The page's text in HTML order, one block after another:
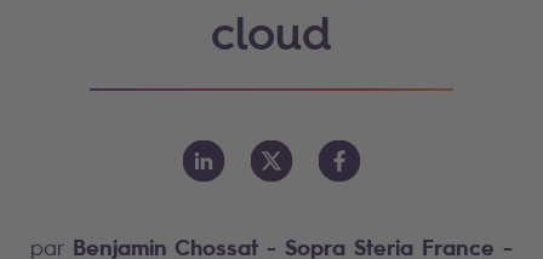
cloud
par Benjamin Chossat - Sopra Steria France -